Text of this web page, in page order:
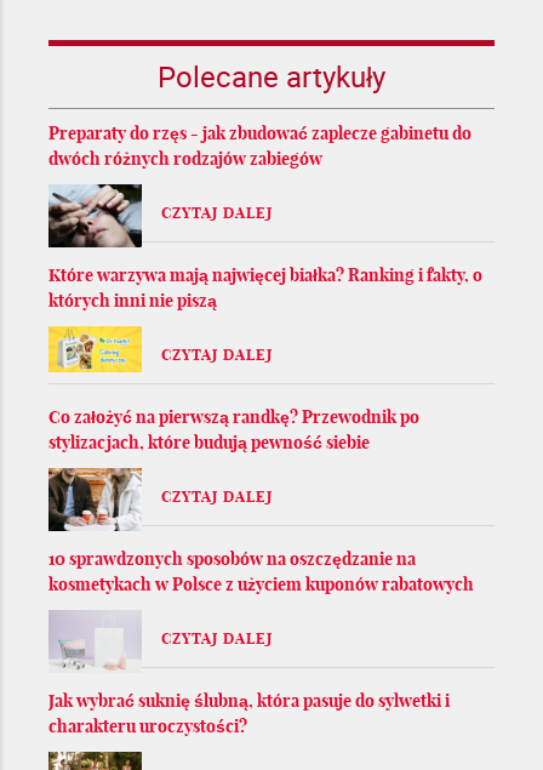
Polecane artykuły
Preparaty do rzęs - jak zbudować zaplecze gabinetu do
dwóch różnych rodzajów zabiegów
CZYTAJ DALEJ
Które warzywa mają najwięcej białka? Ranking i fakty, o
których inni nie piszą
CZYTAJ DALEJ
Co założyć na pierwszą randkę? Przewodnik po
stylizacjach, które budują pewność siebie
CZYTAJ DALEJ
10 sprawdzonych sposobów na oszczędzanie na
kosmetykach w Polsce z użyciem kuponów rabatowych
CZYTAJ DALEJ
Jak wybrać suknię ślubną, która pasuje do sylwetki i
charakteru uroczystości?